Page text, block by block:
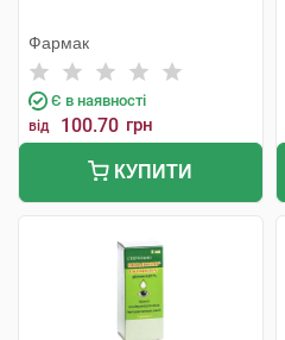
Фармак
Є в наявності
від 100.70 грн
КУПИТИ